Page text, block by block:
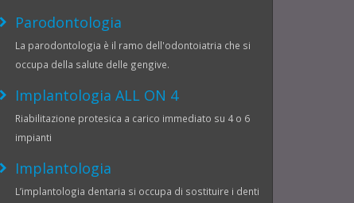
Parodontologia
La parodontologia è il ramo dell'odontoiatria che si
occupa della salute delle gengive.
Implantologia ALL ON 4
Riabilitazione protesica a carico immediato su 4 o 6
impianti
Implantologia
L’implantologia dentaria si occupa di sostituire i denti